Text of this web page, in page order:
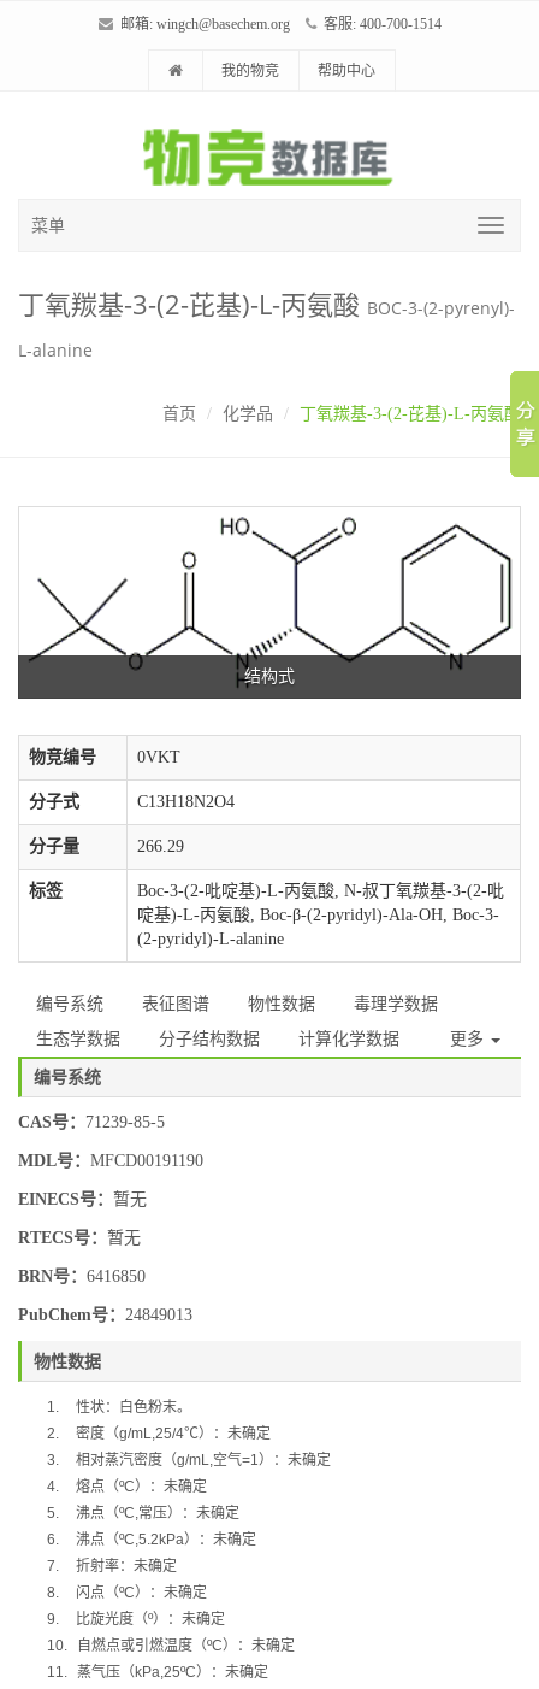
邮箱: wingch@basechem.org 客服: 400-700-1514
我的物竞 帮助中心
菜单
丁氧羰基-3-(2-芘基)-L-丙氨酸 BOC-3-(2-pyrenyl)-
L-alanine
首页 化学品 丁氧羰基-3-(2-芘基)-L-丙氨酸
结构式
物竞编号 0VKT
分子式 C13H18N2O4
分子量 266.29
标签
Boc-3-(2-吡啶基)-L-丙氨酸, N-叔丁氧羰基-3-(2-吡
啶基)-L-丙氨酸, Boc-β-(2-pyridyl)-Ala-OH, Boc-3-
(2-pyridyl)-L-alanine
编号系统 表征图谱 物性数据
毒理学数据
生态学数据
分子结构数据 计算化学数据 更多
编号系统
CAS号： 71239-85-5
MDL号： MFCD00191190
EINECS号： 暂无
RTECS号： 暂无
BRN号： 6416850
PubChem号： 24849013
物性数据
1.
性状：白色粉末。
2.
密度（g/mL,25/4℃）：未确定
3.
相对蒸汽密度（g/mL,空气=1）：未确定
4.
熔点（ºC）：未确定
5.
沸点（ºC,常压）：未确定
6.
沸点（ºC,5.2kPa）：未确定
7.
折射率：未确定
8.
闪点（ºC）：未确定
9.
比旋光度（º）：未确定
10.
自燃点或引燃温度（ºC）：未确定
11.
蒸气压（ kPa,25ºC）：未确定